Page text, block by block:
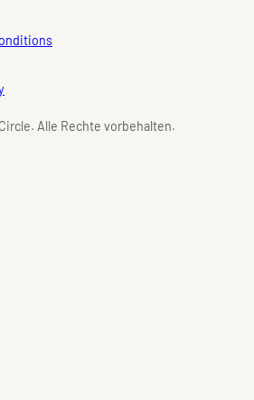
Alle Rechte vorbehalten.